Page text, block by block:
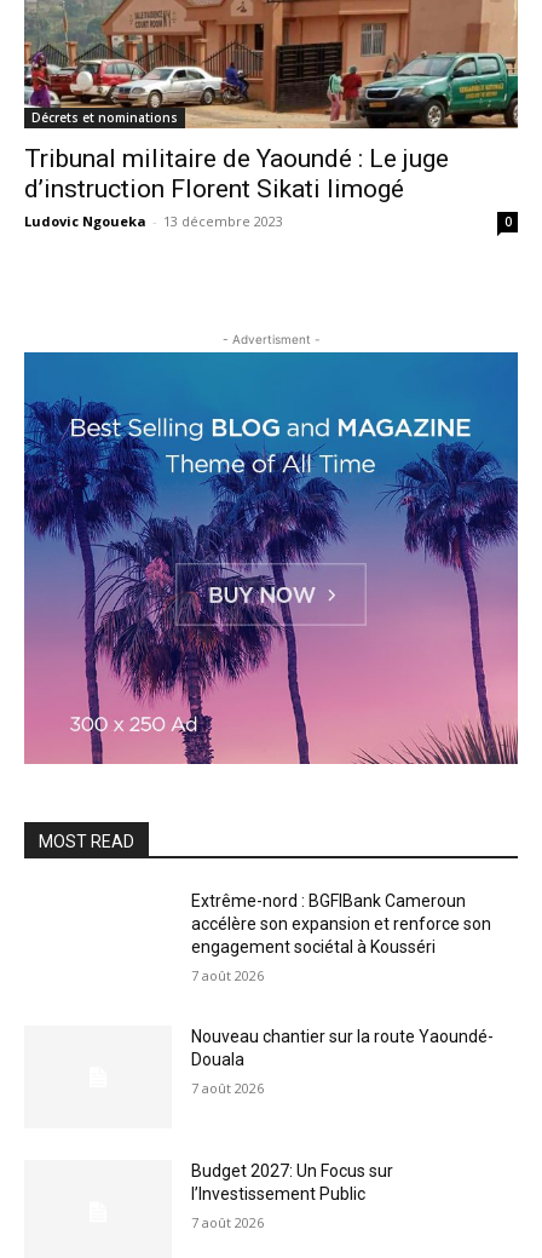
Décrets et nominations
Tribunal militaire de Yaoundé : Le juge
d’instruction Florent Sikati limogé
Ludovic Ngoueka - 13 décembre 2023 0
- Advertisment -
MOST READ
Extrême-nord : BGFIBank Cameroun
accélère son expansion et renforce son
engagement sociétal à Kousséri
7 août 2026
Nouveau chantier sur la route Yaoundé-
Douala
7 août 2026
Budget 2027: Un Focus sur
l’Investissement Public
7 août 2026